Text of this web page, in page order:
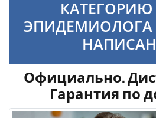
КАТЕГОРИЮ
Официально.
Гарантия по